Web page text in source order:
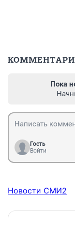
Пока
Гость
Войти
Новости СМИ2